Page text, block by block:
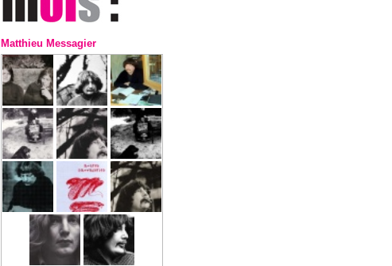
Matthieu Messagier